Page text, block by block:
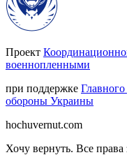
Проект
военнопленными
при поддержке
обороны Украины
hochuvernut.com
Хочу вернуть. Все